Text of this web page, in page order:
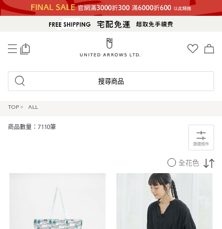
搜尋商品
TOP > ALL
商品數量：7110筆
篩選條件
全花色